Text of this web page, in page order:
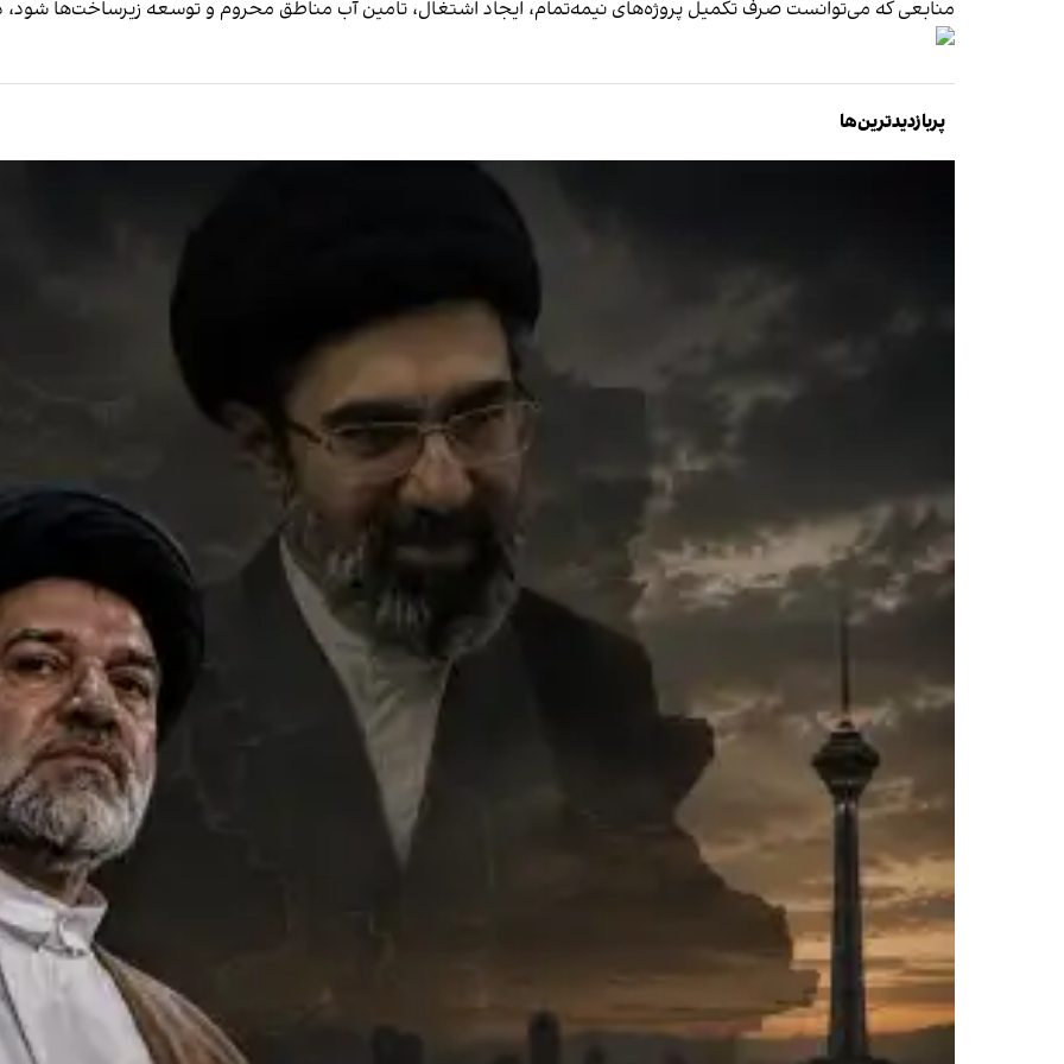
منابعی که می‌توانست صرف تکمیل پروژه‌های نیمه‌تمام، ایجاد اشتغال، تامین آب مناطق محروم و توسعه زیرساخت‌ها شود، در ۸۸ روز خاموشی اینترنت از میان
پربازدیدترین‌ها